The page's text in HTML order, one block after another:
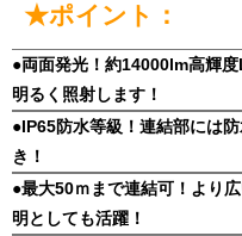
★ポイント：
●両面発光！約14000lm高輝
明るく照射します！
●IP65防水等級！連結部には
き！
●最大50ｍまで連結可！より
明としても活躍！